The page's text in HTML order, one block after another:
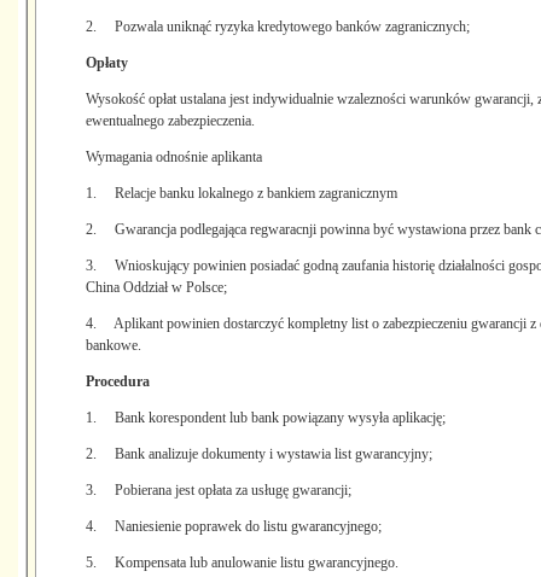
2. Pozwala uniknąć ryzyka kredytowego banków zagranicznych;
Opłaty
Wysokość opłat ustalana jest indywidualnie wzalezności warunków
ewentualnego zabezpieczenia.
Wymagania odnośnie aplikanta
1. Relacje banku lokalnego z bankiem zagranicznym
2. Gwarancja podlegająca regwaracnji powinna być wystawiona przez bank
3. Wnioskujący powinien posiadać godną zaufania historię działalności
China Oddział w Polsce;
4. Aplikant powinien dostarczyć kompletny list o zabezpieczeniu gwarancji z
bankowe.
Procedura
1. Bank korespondent lub bank powiązany wysyła aplikację;
2. Bank analizuje dokumenty i wystawia list gwarancyjny;
3. Pobierana jest opłata za usługę gwarancji;
4. Naniesienie poprawek do listu gwarancyjnego;
5. Kompensata lub anulowanie listu gwarancyjnego.